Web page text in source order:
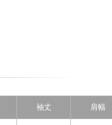
袖丈 肩幅